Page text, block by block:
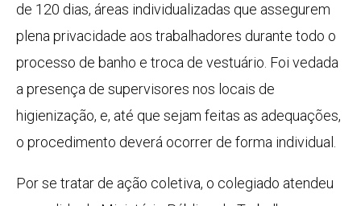
de 120 dias, áreas individualizadas que assegurem
plena privacidade aos trabalhadores durante todo o
processo de banho e troca de vestuário. Foi vedada
a presença de supervisores nos locais de
higienização, e, até que sejam feitas as adequações,
o procedimento deverá ocorrer de forma individual.
Por se tratar de ação coletiva, o colegiado atendeu